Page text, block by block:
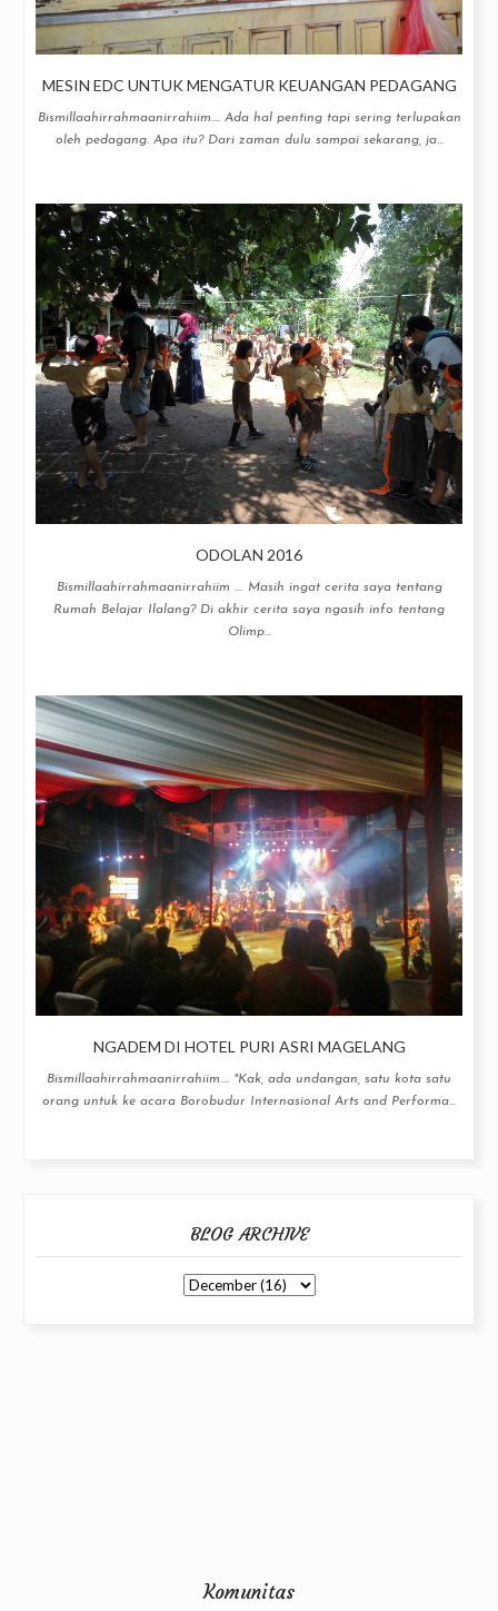
MESIN EDC UNTUK MENGATUR KEUANGAN PEDAGANG
Bismillaahirrahmaanirrahiim.... Ada hal penting tapi sering terlupakan
oleh pedagang. Apa itu? Dari zaman dulu sampai sekarang, ja...
ODOLAN 2016
Bismillaahirrahmaanirrahiim .... Masih ingat cerita saya tentang
Rumah Belajar Ilalang? Di akhir cerita saya ngasih info tentang
Olimp...
NGADEM DI HOTEL PURI ASRI MAGELANG
Bismillaahirrahmaanirrahiim.... "Kak, ada undangan, satu kota satu
orang untuk ke acara Borobudur Internasional Arts and Performa...
BLOG ARCHIVE
Komunitas